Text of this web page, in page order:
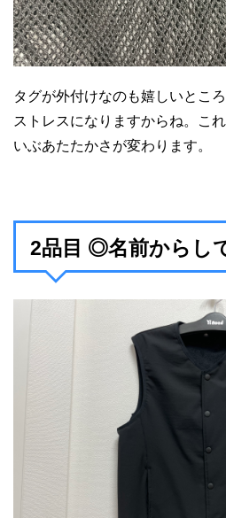
タグが外付けなのも嬉しいとこ
ストレスになりますからね。こ
いぶあたたかさが変わります。
2品目 ◎名前からし